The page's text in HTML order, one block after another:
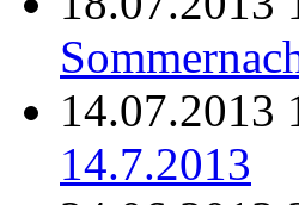
14.07.2013
14.7.2013